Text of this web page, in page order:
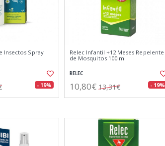
Insectos Spray
- 19%
Relec Infantil +12 Meses Repelente
de Mosquitos 100 ml
RELEC
10,80€ 13,31€ - 19%